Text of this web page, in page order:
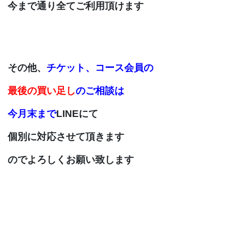
今まで通り全てご利用頂けます
その他、 チケット、コース会員の
最後の買い足しのご相談は
今月末までLINEにて
個別に対応させて頂きます
のでよろしくお願い致します